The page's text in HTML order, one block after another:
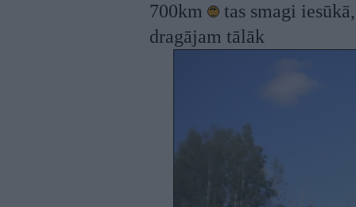
700km
tas smagi
dragājam tālāk